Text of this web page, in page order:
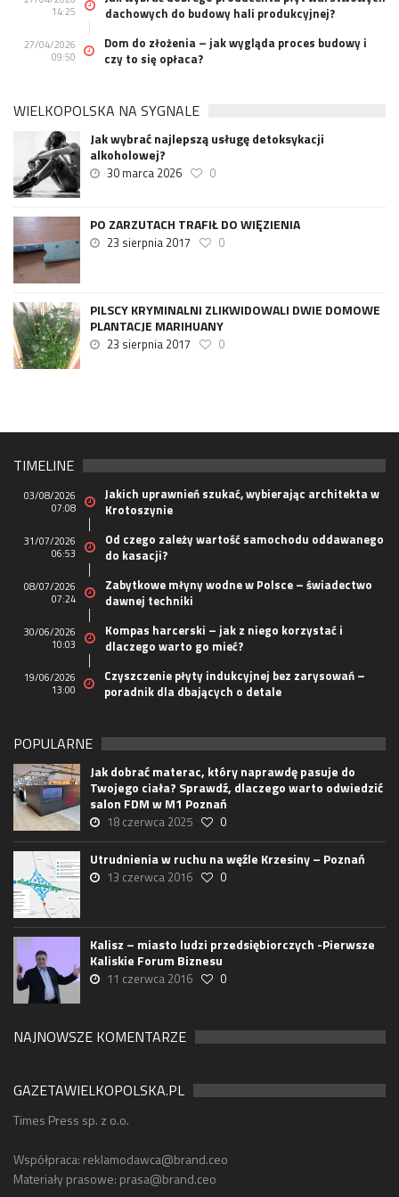
14:25
dachowych do budowy hali produkcyjnej?
27/04/2026
09:50
Dom do złożenia – jak wygląda proces budowy i
czy to się opłaca?
WIELKOPOLSKA NA SYGNALE
Jak wybrać najlepszą usługę detoksykacji
alkoholowej?
30 marca 2026 0
PO ZARZUTACH TRAFIŁ DO WIĘZIENIA
23 sierpnia 2017 0
PILSCY KRYMINALNI ZLIKWIDOWALI DWIE DOMOWE
PLANTACJE MARIHUANY
23 sierpnia 2017 0
TIMELINE
03/08/2026
07:08
Jakich uprawnień szukać, wybierając architekta w
Krotoszynie
31/07/2026
06:53
Od czego zależy wartość samochodu oddawanego
do kasacji?
08/07/2026
07:24
Zabytkowe młyny wodne w Polsce – świadectwo
dawnej techniki
30/06/2026
10:03
Kompas harcerski – jak z niego korzystać i
dlaczego warto go mieć?
19/06/2026
13:00
Czyszczenie płyty indukcyjnej bez zarysowań –
poradnik dla dbających o detale
POPULARNE
Jak dobrać materac, który naprawdę pasuje do
Twojego ciała? Sprawdź, dlaczego warto odwiedzić
salon FDM w M1 Poznań
18 czerwca 2025 0
Utrudnienia w ruchu na węźle Krzesiny – Poznań
13 czerwca 2016 0
Kalisz – miasto ludzi przedsiębiorczych -Pierwsze
Kaliskie Forum Biznesu
11 czerwca 2016 0
NAJNOWSZE KOMENTARZE
GAZETAWIELKOPOLSKA.PL
Times Press sp. z o.o.
Współpraca: reklamodawca@brand.ceo
Materiały prasowe: prasa@brand.ceo